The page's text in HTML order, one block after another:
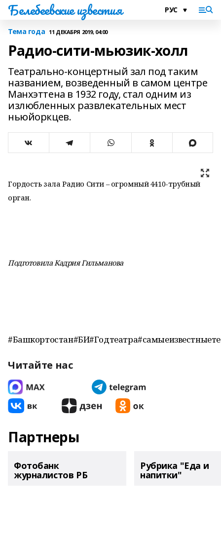
Белебеевские известия
Тема года 11 ДЕКАБРЯ 2019, 04:00
Радио-сити-мьюзик-холл
Театрально-концертный зал под таким
названием, возведенный в самом центре
Манхэттена в 1932 году, стал одним из
излюбленных развлекательных мест
ньюйоркцев.
Гордость зала Радио Сити – огромный 4410-трубный
орган.
Подготовила Кадрия Гильманова
Читайте нас
Партнеры
Фотобанк
журналистов РБ
Рубрика "Еда и
напитки"